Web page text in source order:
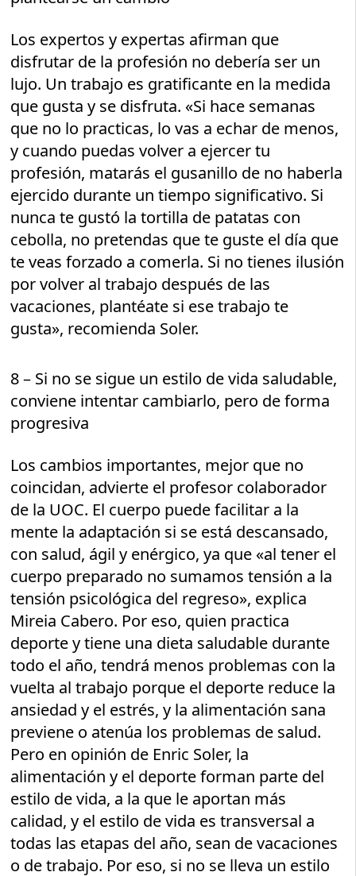
Los expertos y expertas afirman que
disfrutar de la profesión no debería ser un
lujo. Un trabajo es gratificante en la medida
que gusta y se disfruta. «Si hace semanas
que no lo practicas, lo vas a echar de menos,
y cuando puedas volver a ejercer tu
profesión, matarás el gusanillo de no haberla
ejercido durante un tiempo significativo. Si
nunca te gustó la tortilla de patatas con
cebolla, no pretendas que te guste el día que
te veas forzado a comerla. Si no tienes ilusión
por volver al trabajo después de las
vacaciones, plantéate si ese trabajo te
gusta», recomienda Soler.
8 – Si no se sigue un estilo de vida saludable,
conviene intentar cambiarlo, pero de forma
progresiva
Los cambios importantes, mejor que no
coincidan, advierte el profesor colaborador
de la UOC. El cuerpo puede facilitar a la
mente la adaptación si se está descansado,
con salud, ágil y enérgico, ya que «al tener el
cuerpo preparado no sumamos tensión a la
tensión psicológica del regreso», explica
Mireia Cabero. Por eso, quien practica
deporte y tiene una dieta saludable durante
todo el año, tendrá menos problemas con la
vuelta al trabajo porque el deporte reduce la
ansiedad y el estrés, y la alimentación sana
previene o atenúa los problemas de salud.
Pero en opinión de Enric Soler, la
alimentación y el deporte forman parte del
estilo de vida, a la que le aportan más
calidad, y el estilo de vida es transversal a
todas las etapas del año, sean de vacaciones
o de trabajo. Por eso, si no se lleva un estilo